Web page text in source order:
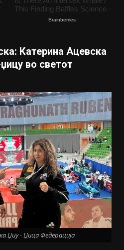
Катерина Ацевска
во светот
Џиу - Џица Федерација